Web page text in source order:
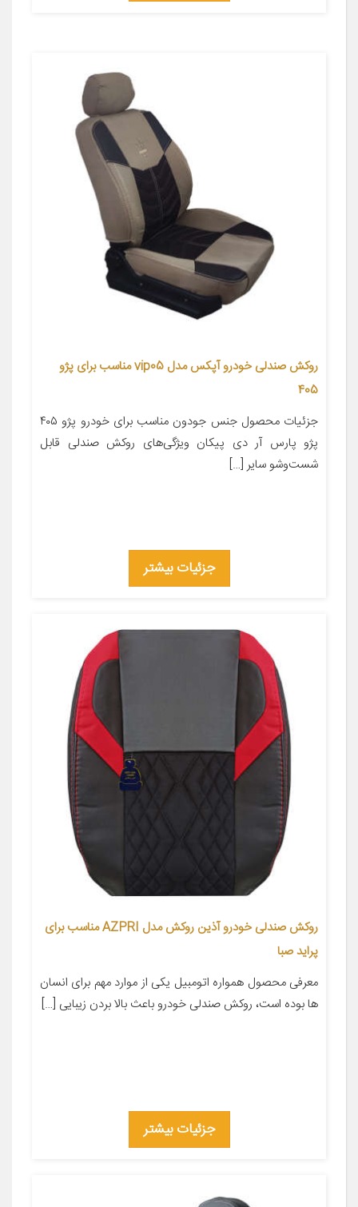
روکش صندلی خودرو آپکس مدل vip05 مناسب برای پژو
405
جزئیات محصول جنس جودون مناسب برای خودرو پژو ۴۰۵
پژو پارس آر دی پیکان ویژگی‌های روکش صندلی قابل
شست‌وشو سایر […]
جزئیات بیشتر
روکش صندلی خودرو آذین روکش مدل AZPRI مناسب برای
پراید صبا
معرفی محصول همواره اتومبیل یکی از موارد مهم برای انسان
ها بوده است، روکش صندلی خودرو باعث بالا بردن زیبایی […]
جزئیات بیشتر